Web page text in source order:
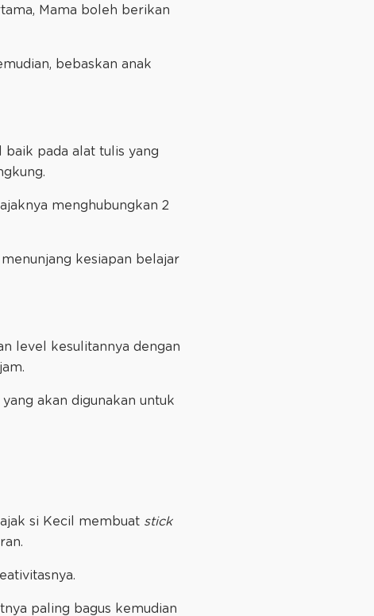
Mama boleh berikan
bebaskan anak
pada alat tulis yang
menghubungkan 2
kesiapan belajar
level kesulitannya dengan
akan digunakan untuk
si Kecil membuat stick
paling bagus kemudian